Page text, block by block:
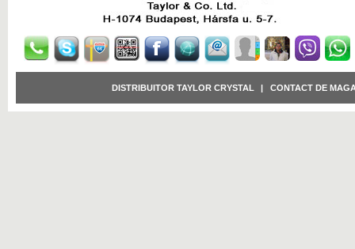
DISTRIBUITOR TAYLOR CRYSTAL CONTACT DE